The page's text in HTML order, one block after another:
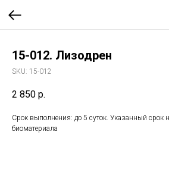
15-012. Лизодрен
SKU: 15-012
2 850 р.
Срок выполнения: до 5 суток. Указанный срок
биоматериала